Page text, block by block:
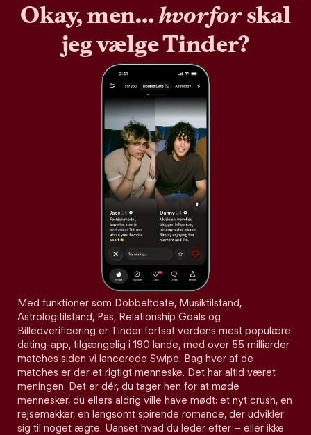
Okay, men…hvorforskal
jeg vælge Tinder?
Med funktioner som Dobbeltdate, Musiktilstand,
Astrologitilstand, Pas, Relationship Goals og
Billedverificering er Tinder fortsat verdens mest populære
dating-app, tilgængelig i 190 lande, med over 55 milliarder
matches siden vi lancerede Swipe. Bag hver af de
matches er der et rigtigt menneske. Det har altid været
meningen. Det er dér, du tager hen for at møde
mennesker, du ellers aldrig ville have mødt: et nyt crush, en
rejsemakker, en langsomt spirende romance, der udvikler
sig til noget ægte. Uanset hvad du leder efter – eller ikke